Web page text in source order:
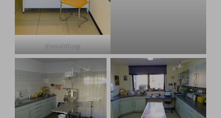
Anmeldung